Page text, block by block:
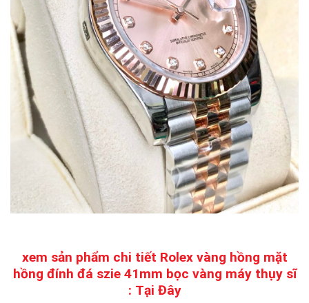
xem sản phẩm chi tiết Rolex vàng hồng mặt
hồng đính đá szie 41mm bọc vàng máy thụy sĩ
: Tại Đây